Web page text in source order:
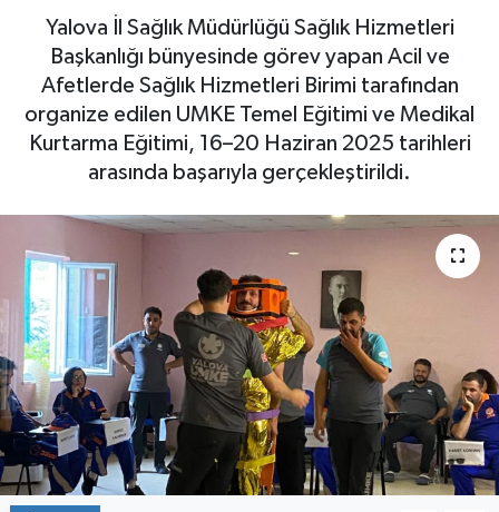
Yalova İl Sağlık Müdürlüğü Sağlık Hizmetleri
Başkanlığı bünyesinde görev yapan Acil ve
Afetlerde Sağlık Hizmetleri Birimi tarafından
organize edilen UMKE Temel Eğitimi ve Medikal
Kurtarma Eğitimi, 16–20 Haziran 2025 tarihleri
arasında başarıyla gerçekleştirildi.
Yaşam